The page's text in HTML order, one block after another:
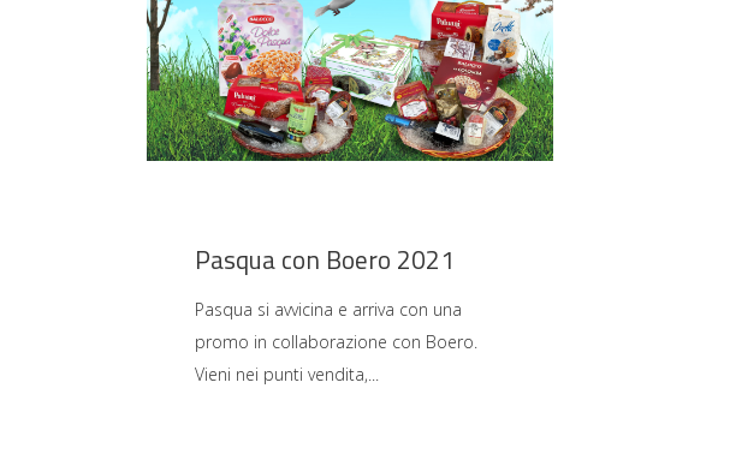
Pasqua con Boero 2021
Pasqua si avvicina e arriva con una
promo in collaborazione con Boero.
Vieni nei punti vendita,